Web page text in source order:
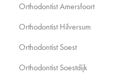
Orthodontist Amersfoort
Orthodontist Hilversum
Orthodontist Soest
Orthodontist Soestdijk